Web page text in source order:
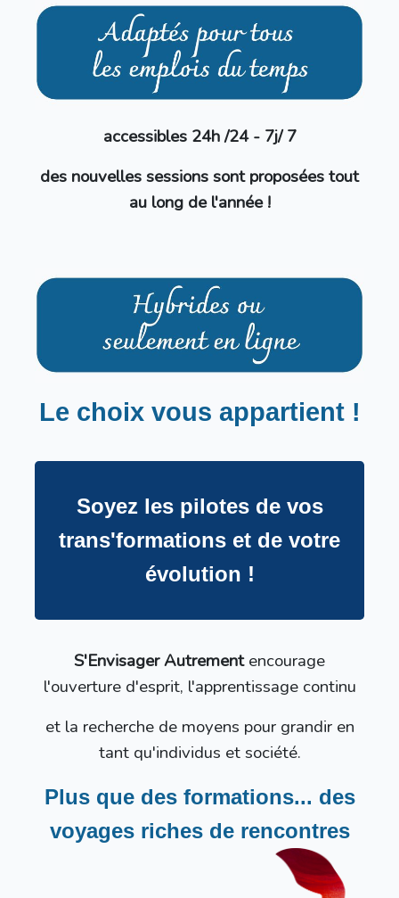
accessibles 24h /24 - 7j/ 7
des nouvelles sessions sont proposées tout
au long de l'année !
Le choix vous appartient !
Soyez les pilotes de vos
trans'formations et de votre
évolution !
S'Envisager Autrementencourage
l'ouverture d'esprit, l'apprentissage continu
et la recherche de moyens pour grandir en
tant qu'individus et société.
Plus que des formations... des
voyages riches de rencontres